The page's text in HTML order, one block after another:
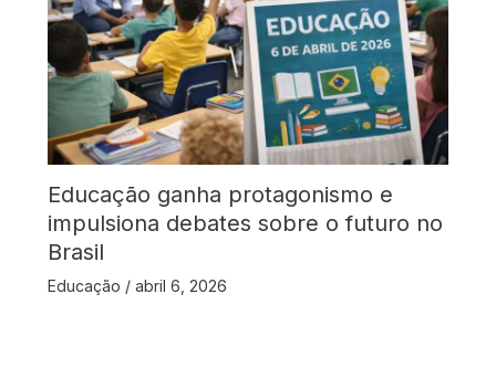
Educação ganha protagonismo e
impulsiona debates sobre o futuro no
Brasil
Educação / abril 6, 2026